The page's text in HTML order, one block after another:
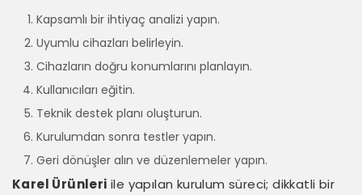
Kapsamlı bir ihtiyaç analizi yapın.
Uyumlu cihazları belirleyin.
Cihazların doğru konumlarını planlayın.
Kullanıcıları eğitin.
Teknik destek planı oluşturun.
Kurulumdan sonra testler yapın.
Geri dönüşler alın ve düzenlemeler yapın.
Karel Ürünleri ile yapılan kurulum süreci; dikkatli bir